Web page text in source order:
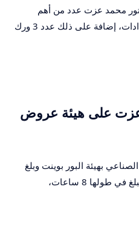
محمد عزت عدد من أهم
المواضيع المتعلقة بالفنت والإعدادات، إضافة على ذلك عدد 3 ورك
على هيئة عروض
بهيئة البور بوينت وبلغ